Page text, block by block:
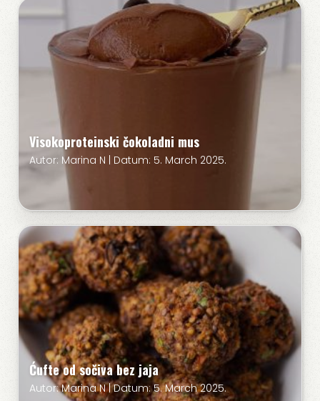
Visokoproteinski čokoladni mus
Autor: Marina N | Datum: 5. March 2025.
Ćufte od sočiva bez jaja
Autor: Marina N | Datum: 5. March 2025.